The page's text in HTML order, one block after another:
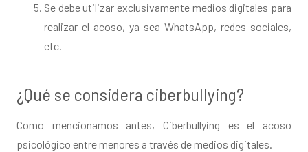
Se debe utilizar exclusivamente medios digitales para
realizar el acoso, ya sea WhatsApp, redes sociales,
etc.
¿Qué se considera ciberbullying?
Como mencionamos antes, Ciberbullying es el acoso
psicológico entre menores a través de medios digitales.